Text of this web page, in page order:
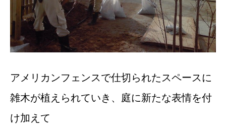
アメリカンフェンスで仕切られたスペースに
雑木が植えられていき、庭に新たな表情を付
け加えて